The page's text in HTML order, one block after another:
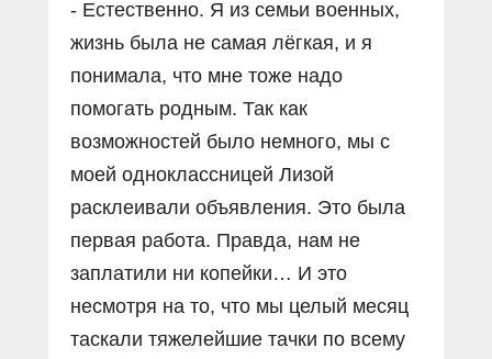
- Естественно. Я из семьи военных,
жизнь была не самая лёгкая, и я
понимала, что мне тоже надо
помогать родным. Так как
возможностей было немного, мы с
моей одноклассницей Лизой
расклеивали объявления. Это была
первая работа. Правда, нам не
заплатили ни копейки… И это
несмотря на то, что мы целый месяц
таскали тяжелейшие тачки по всему